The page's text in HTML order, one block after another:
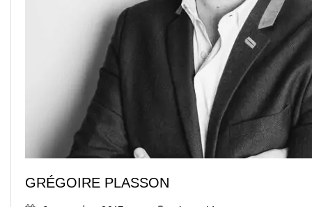
GRÉGOIRE PLASSON